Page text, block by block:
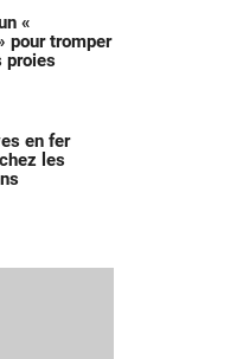
«
pour tromper
proies
en fer
les